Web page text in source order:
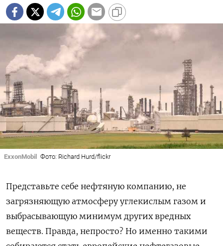
ExxonMobil Фото: Richard Hurd/flickr
Представьте себе нефтяную компанию, не
загрязняющую атмосферу углекислым газом и
выбрасывающую минимум других вредных
веществ. Правда, непросто? Но именно такими